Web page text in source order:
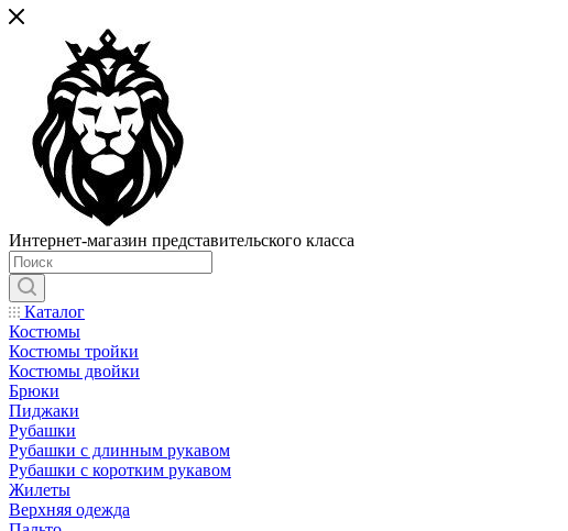
Интернет-магазин представительского класса
Каталог
Костюмы
Костюмы тройки
Костюмы двойки
Брюки
Пиджаки
Рубашки
Рубашки с длинным рукавом
Рубашки с коротким рукавом
Жилеты
Верхняя одежда